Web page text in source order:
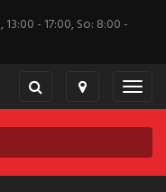
- 17:00, So: 8:00 -